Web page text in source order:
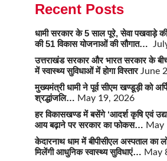
Recent Posts
धामी सरकार के 5 साल पूरे, सेवा पखवाड़े
की 51 विकास योजनाओं की सौगात…
उत्तराखंड सरकार और भारत सरकार के
में स्वास्थ्य सुविधाओं में होगा विस्तार June
मुख्यमंत्री धामी ने पूर्व सीएम खण्डूड़ी को
श्रद्धांजलि… May 19, 2026
हर विकासखण्ड में बसेंगे ‘आदर्श कृषि एवं
आय बढ़ाने पर सरकार का फोकस… May
केदारनाथ धाम में बीपीसीएल अस्पताल का
मिलेंगी आधुनिक स्वास्थ्य सुविधाएं… May